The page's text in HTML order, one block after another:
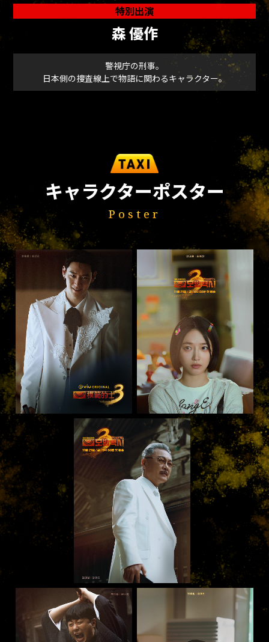
特別出演
森 優作
警視庁の刑事。
日本側の捜査線上で物語に関わるキャラクター。
キャラクターポスター
Poster